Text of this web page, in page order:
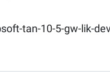
tan-10-5-gw-lik-